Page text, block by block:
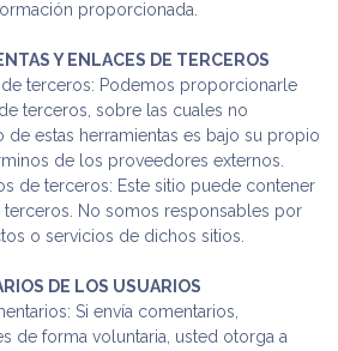
proporcionada.
Y ENLACES DE TERCEROS
de terceros: Podemos proporcionarle
terceros, sobre las cuales no
estas herramientas es bajo su propio
de los proveedores externos.
de terceros: Este sitio puede contener
No somos responsables por
o servicios de dichos sitios.
DE LOS USUARIOS
Si envía comentarios,
de forma voluntaria, usted otorga a